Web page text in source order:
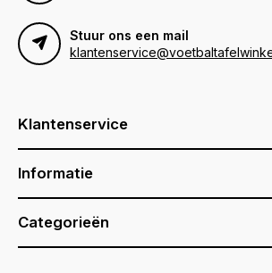
Stuur ons een mail
Klantenservice
Informatie
Categorieën